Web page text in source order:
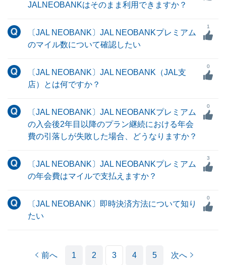
JALNEOBANKはそのまま利用できますか？
〔JAL NEOBANK〕JAL NEOBANKプレミアム
のマイル数について確認したい
1
〔JAL NEOBANK〕JAL NEOBANK（JAL支
店）とは何ですか？
0
〔JAL NEOBANK〕JAL NEOBANKプレミアム
の入会後2年目以降のプラン継続における年会
費の引落しが失敗した場合、どうなりますか？
0
〔JAL NEOBANK〕JAL NEOBANKプレミアム
の年会費はマイルで支払えますか？
3
〔JAL NEOBANK〕即時決済方法について知り
たい
0
前へ 1 2 3 4 5 次へ